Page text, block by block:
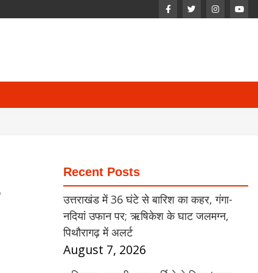
Recent Posts
उत्तराखंड में 36 घंटे से बारिश का कहर, गंगा-
नदियां उफान पर; ऋषिकेश के घाट जलमग्न,
पिथौरागढ़ में अलर्ट
August 7, 2026